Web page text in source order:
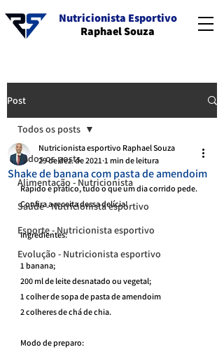
Nutricionista Esportivo
Raphael Souza
Post
Todos os posts
Alimentação - Nutricionista
Saúde - Nutricionista esportivo
Esporte - Nutricionista esportivo
Evolução - Nutricionista esportivo
Todos os posts
Shake de banana com pasta de amendoim
Nutricionista esportivo Raphael Souza
29 de dez. de 2021 1 min de leitura
Rápido e prático, tudo o que um dia corrido pede.
Confira a receita dessa delícia!
Ingredientes:
1 banana;
200 ml de leite desnatado ou vegetal;
1 colher de sopa de pasta de amendoim
2 colheres de chá de chia.
Modo de preparo: